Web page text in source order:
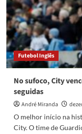
a
Bola
de
Ouro
e
iguala
Messi
Futebol Inglês
No sufoco, City
seguidas
André Miranda
O melhor início na
City. O time de